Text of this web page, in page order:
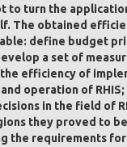
to turn the
The obtained
define budget
a set of
efficiency of
operation of
in the field of
they proved to
the requirements